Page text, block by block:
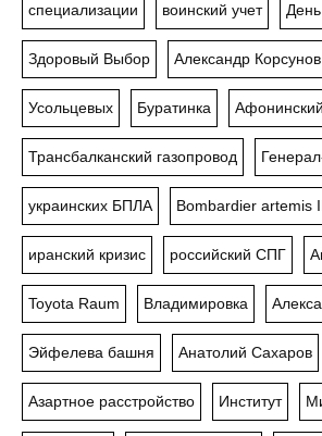
специализации воинский учет
Здоровый Выбор Александр Корсунов
Усольцевых Буратинка
Трансбалканский газопровод
украинских БПЛА Bombardier artemis
иранский кризис российский СПГ
Toyota Raum Владимировка
Эйфелева башня Анатолий Сахаров
Азартное расстройство Институт